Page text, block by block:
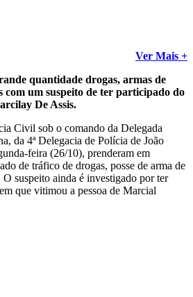
Ver Mais +
quantidade drogas, armas de
com um suspeito de ter participado do
De Assis.
Civil sob o comando da Delegada
da 4ª Delegacia de Polícia de João
feira (26/10), prenderam em
de tráfico de drogas, posse de arma de
suspeito ainda é investigado por ter
que vitimou a pessoa de Marcial